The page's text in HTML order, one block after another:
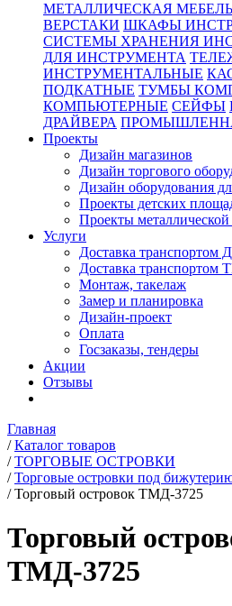
МЕТАЛЛИЧЕСКАЯ МЕБЕЛЬ
ВЕРСТАКИ ШКАФЫ
СИСТЕМЫ ХРАНЕНИЯ
ДЛЯ ИНСТРУМЕНТА
ИНСТРУМЕНТАЛЬНЫЕ
ПОДКАТНЫЕ ТУМБЫ
КОМПЬЮТЕРНЫЕ СЕЙФЫ
ДРАЙВЕРА
Проекты
Дизайн магазинов
Дизайн торгового
Дизайн оборудования
Проекты детских
Проекты металлической
Услуги
Доставка транспортом
Доставка транспортом
Монтаж, такелаж
Замер и планировка
Дизайн-проект
Оплата
Госзаказы, тендеры
Акции
Отзывы
Главная
/ Каталог товаров
/ ТОРГОВЫЕ ОСТРОВКИ
/ Торговые островки под
/ Торговый островок ТМД-3725
Торговый
ТМД-3725